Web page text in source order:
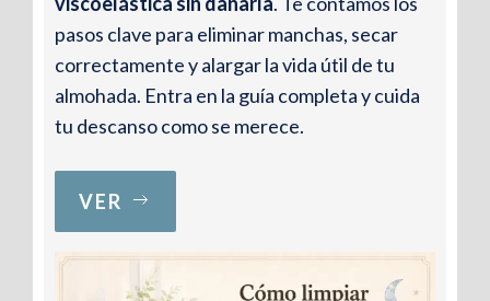
pasos clave para eliminar manchas, secar
correctamente y alargar la vida útil de tu
almohada. Entra en la guía completa y cuida
tu descanso como se merece.
VER